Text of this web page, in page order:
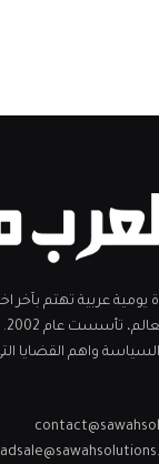
يومية عربية تهتم بآخر
واهم القضايا